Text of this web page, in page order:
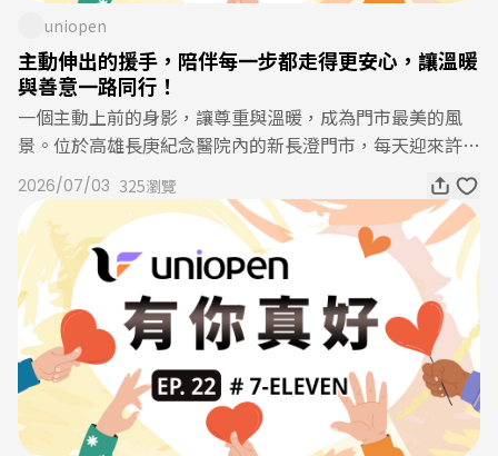
uniopen
主動伸出的援手，陪伴每一步都走得更安心，讓溫暖
與善意一路同行！
一個主動上前的身影，讓尊重與溫暖，成為門市最美的風
景。位於高雄長庚紀念醫院內的新長澄門市，每天迎來許多
前來就醫、探病的顧客。日前，店長宏恩發現一位乘坐輪椅
的顧客在店外停留，便主動上前關心，親切詢問是否需要協
助。得知顧客想進店購物後，宏恩立刻細心地將輪椅推入門
市，一路耐心陪伴，適時協助拿取商品，讓顧客能自在、安
心地完成選購。結帳後，他並未止步於服務櫃檯，而是一路
陪伴顧客離開，小心翼翼協助輪椅通過無障礙斜坡，確認顧
客安全後才返回工作崗位。這段暖心過程被現場民眾看在眼
裡，並分享到 Threads，真誠讚許門市夥伴細膩又自然的服
務，認為這份主動關懷，不只是提供協助，更讓人感受到被
理解、被尊重的溫暖。對宏恩而言，這只是看到顧客有需要
時，自然而然伸出的援手；但正是這份不假思索的同理心，
2026/07/03 325瀏覽